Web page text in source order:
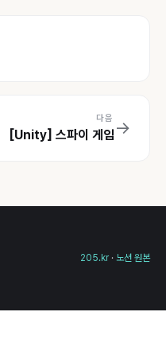
→
다음
[Unity] 스파이 게임
205.kr · 노션 원본